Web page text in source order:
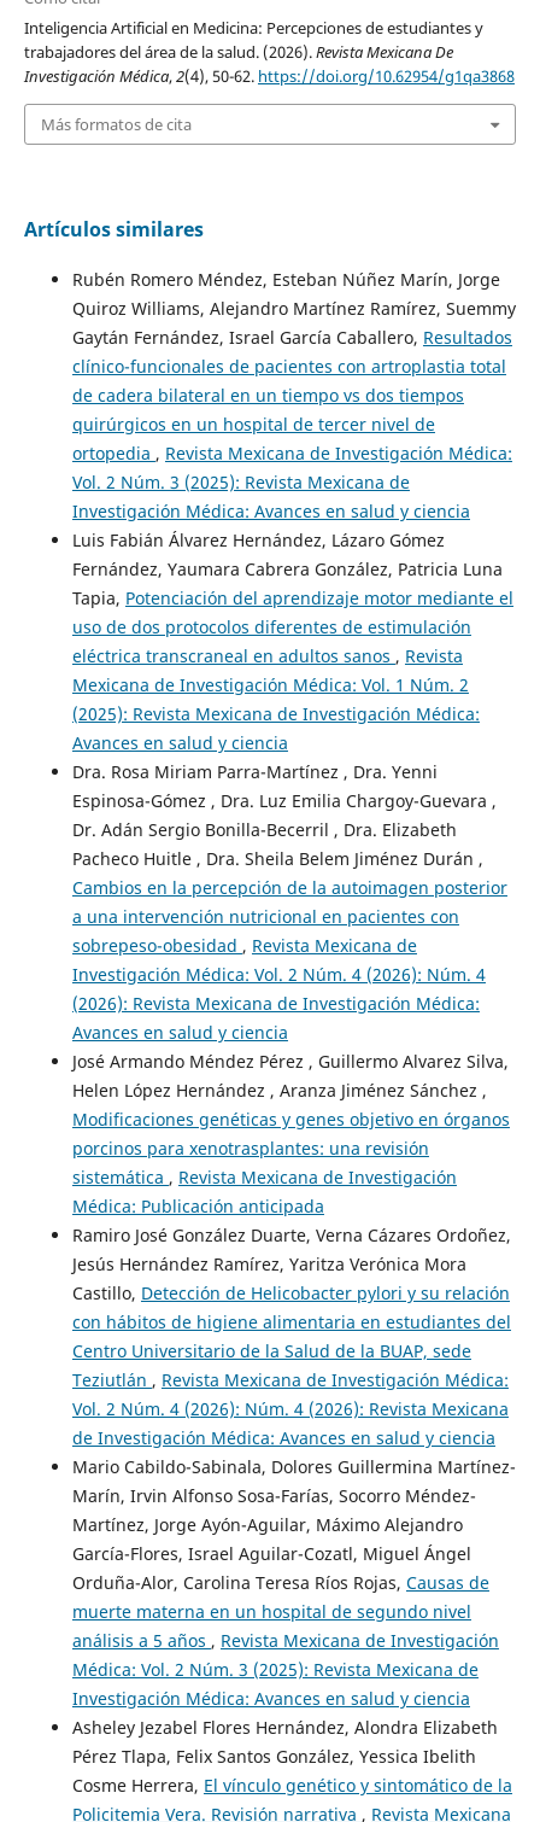
Inteligencia Artificial en Medicina: Percepciones de estudiantes y
trabajadores del área de la salud. (2026).Revista Mexicana De
Investigación Médica,2(4), 50-62. https://doi.org/10.62954/g1qa3868
Más formatos de cita
Artículos similares
Rubén Romero Méndez, Esteban Núñez Marín, Jorge
Quiroz Williams, Alejandro Martínez Ramírez, Suemmy
Gaytán Fernández, Israel García Caballero, Resultados
clínico-funcionales de pacientes con artroplastia total
de cadera bilateral en un tiempo vs dos tiempos
quirúrgicos en un hospital de tercer nivel de
ortopedia , Revista Mexicana de Investigación Médica:
Vol. 2 Núm. 3 (2025): Revista Mexicana de
Investigación Médica: Avances en salud y ciencia
Luis Fabián Álvarez Hernández, Lázaro Gómez
Fernández, Yaumara Cabrera González, Patricia Luna
Tapia, Potenciación del aprendizaje motor mediante el
uso de dos protocolos diferentes de estimulación
eléctrica transcraneal en adultos sanos , Revista
Mexicana de Investigación Médica: Vol. 1 Núm. 2
(2025): Revista Mexicana de Investigación Médica:
Avances en salud y ciencia
Dra. Rosa Miriam Parra-Martínez , Dra. Yenni
Espinosa-Gómez , Dra. Luz Emilia Chargoy-Guevara ,
Dr. Adán Sergio Bonilla-Becerril , Dra. Elizabeth
Pacheco Huitle , Dra. Sheila Belem Jiménez Durán ,
Cambios en la percepción de la autoimagen posterior
a una intervención nutricional en pacientes con
sobrepeso-obesidad , Revista Mexicana de
Investigación Médica: Vol. 2 Núm. 4 (2026): Núm. 4
(2026): Revista Mexicana de Investigación Médica:
Avances en salud y ciencia
José Armando Méndez Pérez , Guillermo Alvarez Silva,
Helen López Hernández , Aranza Jiménez Sánchez ,
Modificaciones genéticas y genes objetivo en órganos
porcinos para xenotrasplantes: una revisión
sistemática , Revista Mexicana de Investigación
Médica: Publicación anticipada
Ramiro José González Duarte, Verna Cázares Ordoñez,
Jesús Hernández Ramírez, Yaritza Verónica Mora
Castillo, Detección de Helicobacter pylori y su relación
con hábitos de higiene alimentaria en estudiantes del
Centro Universitario de la Salud de la BUAP, sede
Teziutlán , Revista Mexicana de Investigación Médica:
Vol. 2 Núm. 4 (2026): Núm. 4 (2026): Revista Mexicana
de Investigación Médica: Avances en salud y ciencia
Mario Cabildo-Sabinala, Dolores Guillermina Martínez-
Marín, Irvin Alfonso Sosa-Farías, Socorro Méndez-
Martínez, Jorge Ayón-Aguilar, Máximo Alejandro
García-Flores, Israel Aguilar-Cozatl, Miguel Ángel
Orduña-Alor, Carolina Teresa Ríos Rojas, Causas de
muerte materna en un hospital de segundo nivel
análisis a 5 años , Revista Mexicana de Investigación
Médica: Vol. 2 Núm. 3 (2025): Revista Mexicana de
Investigación Médica: Avances en salud y ciencia
Asheley Jezabel Flores Hernández, Alondra Elizabeth
Pérez Tlapa, Felix Santos González, Yessica Ibelith
Cosme Herrera, El vínculo genético y sintomático de la
Policitemia Vera. Revisión narrativa , Revista Mexicana